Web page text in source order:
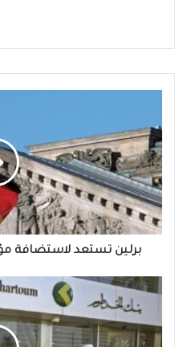
لاستضافة
مؤتمر
دولي
ثالث
حول
السودان
برلين تستعد لاستضافة
بنك
الخرطوم
أسعار